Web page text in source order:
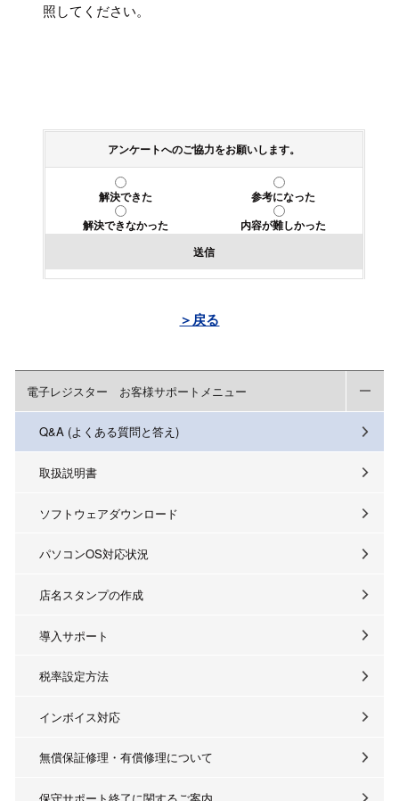
照してください。
アンケートへのご協力をお願いします。
解決できた
参考になった
解決できなかった
内容が難しかった
送信
＞戻る
電子レジスター お客様サポートメニュー
Q&A (よくある質問と答え)
取扱説明書
ソフトウェアダウンロード
パソコンOS対応状況
店名スタンプの作成
導入サポート
税率設定方法
インボイス対応
無償保証修理・有償修理について